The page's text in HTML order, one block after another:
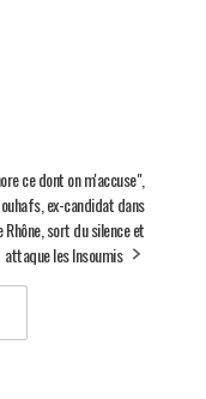
ce dont on m'accuse",
ex-candidat dans
Rhône, sort du silence et
attaque les Insoumis